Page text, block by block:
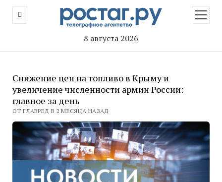
8 августа 2026
меню
Снижение цен на топливо в Крыму и
увеличение численности армии России:
главное за день
ОТ ГЛАВРЕД В 2 МЕСЯЦА НАЗАД